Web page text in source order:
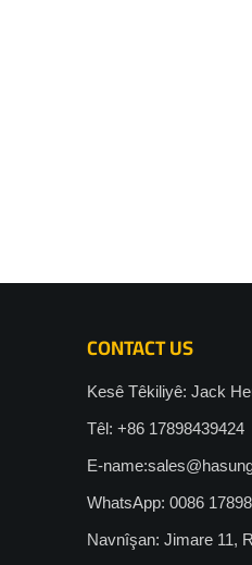
CONTACT US
Kesê Têkiliyê: Jack
Têl: +86 17898439424
E-name:
WhatsApp: 0086
Navnîşan: Jimare 11,